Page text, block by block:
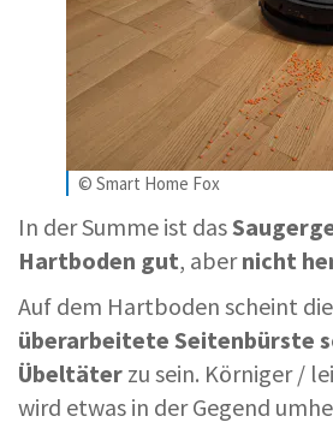
© Smart Home Fox
In der Summe ist das
Hartboden gut, abernicht
Auf dem Hartboden scheint die
überarbeitete Seitenbürste
Übeltäter zu sein. Körniger /
wird etwas in der Gegend